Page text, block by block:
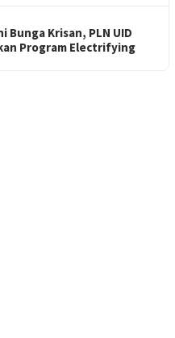
Bunga Krisan, PLN UID
Program Electrifying